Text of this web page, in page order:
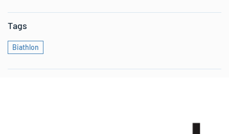
Tags
Biathlon